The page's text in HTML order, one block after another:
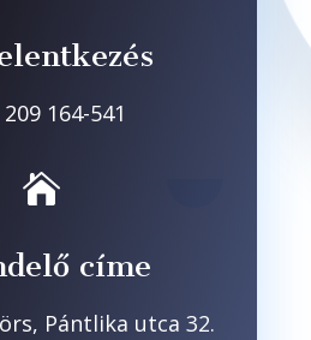
164-541

címe
Pántlika utca 32.